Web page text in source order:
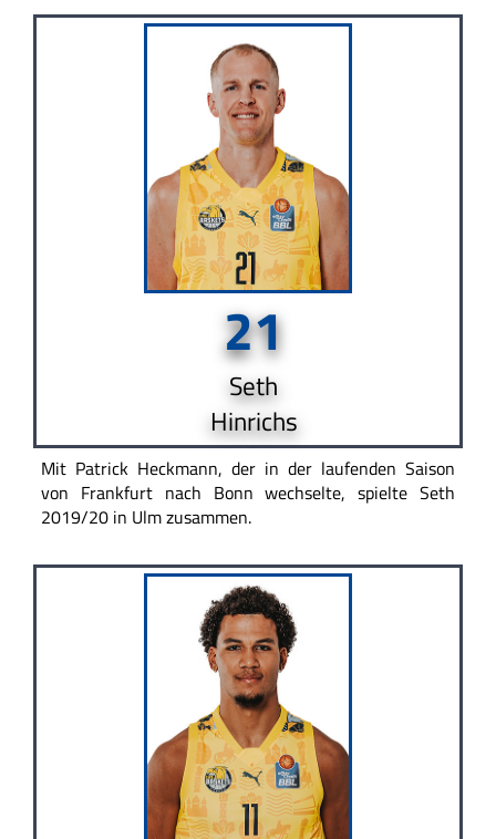
21
Seth
Hinrichs
Mit Patrick Heckmann, der in der laufenden Saison
von Frankfurt nach Bonn wechselte, spielte Seth
2019/20 in Ulm zusammen.